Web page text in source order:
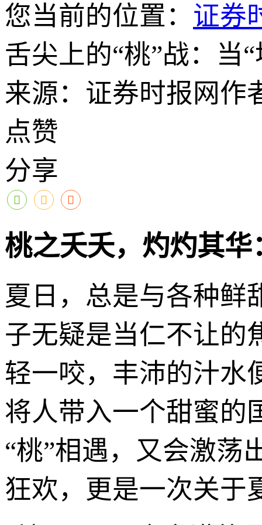
您当前的位置： 证券
舌尖上的“桃”战：当
来源：证券时报网作
点赞
分享
桃之夭夭，灼灼其
夏日，总是与各种鲜
子无疑是当仁不让的
轻一咬，丰沛的汁水
将人带入一个甜蜜的
“桃”相遇，又会激荡
狂欢，更是一次关于